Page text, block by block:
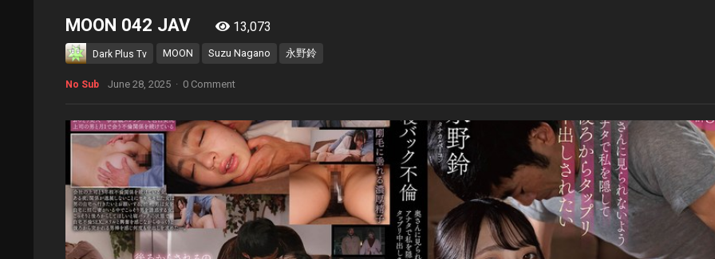
MOON 042 JAV 13,073
Dark Plus Tv MOON Suzu Nagano 永野鈴
No Sub June 28, 2025 · 0 Comment